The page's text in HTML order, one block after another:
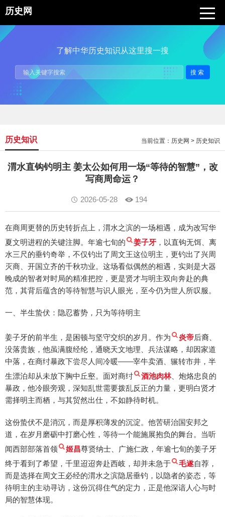
历史网
了解中华历史知识从这里搜一搜
搜索
当前位置： 历史网 > 历史知识
历史知识
渭水直钩钓明主 姜太公如何用一场“等待的智慧”，改
写商周命运？
2026-05-28 194
在商周更替的历史转折点上，渭水之滨的一场相遇，成为改写华
夏文明进程的关键注脚。年逾七旬的
姜子牙 ，以直钩无饵、离
水三尺的垂钓奇举，不仅钓出了周文王这位明主，更钓出了兴周
灭商、开国立齐的千秋功业。这场看似偶然的相遇，实则是大器
晚成的智者对时局的精准把控，更是贤才与明主双向奔赴的典
范，其背后蕴含的等待智慧与识人眼光，至今仍为世人所叹服。
一、半生蛰伏：隐忍蓄势，只为等待明主
姜子牙的前半生，是困顿与坚守交织的岁月。作为 炎帝后裔、
没落贵族，他虽满腹经纶，通晓天文地理、兵法谋略，却因家道
中落，在商纣暴政下尝尽人间冷暖——宰牛卖酒、辗转市井，半
生漂泊却从未放下胸中丘壑。面对商纣
酒池肉林、炮烙忠良的
暴政，他冷眼旁观，深知乱世需要拨乱反正的力量，更明白贤才
需择明主而栖，与其贸然出仕，不如静待时机。
这份蛰伏不是消沉，而是厚积薄发的沉淀。他苦研治国安邦之
道，在岁月磨砺中打磨心性，等待一个能施展抱负的舞台。当听
闻西部部落首领
姬昌尊贤纳士、广施仁政，年逾七旬的姜子牙
终于看到了希望，千里迢迢奔赴西岐，却并未急于
毛遂自荐，
而是选择在周文王必经的渭水之滨隐居垂钓，以隐者的姿态，等
待明主的主动寻访，这份沉得住气的定力，正是他深谙人心与时
局的智慧体现。